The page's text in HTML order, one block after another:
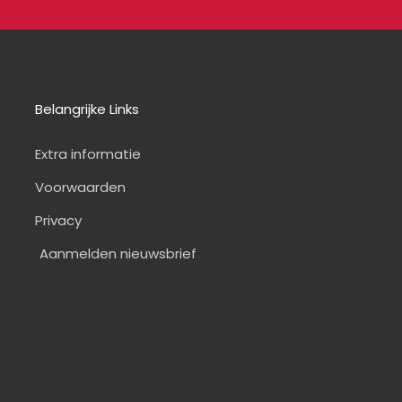
Belangrijke Links
Extra informatie
Voorwaarden
Privacy
Aanmelden nieuwsbrief